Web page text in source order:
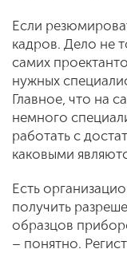
Если
кадров. Дело не
самих
нужных
Главное, что на
немного
работать с
каковыми
Есть
получить
образцов
– понятно.